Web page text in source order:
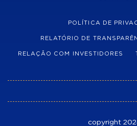
POLÍTICA DE
RELATÓRIO DE
RELAÇÃO COM INVESTIDORES
copyright